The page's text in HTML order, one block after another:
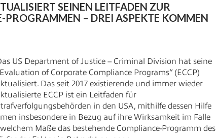
SEINEN LEITFADEN ZUR
– DREI ASPEKTE KOMMEN
US Department of Justice – Criminal Division hat seine
of Corporate Compliance Programs” (ECCP)
Das seit 2017 existierende und immer wieder
ECCP ist ein Leitfaden für
in den USA, mithilfe dessen Hilfe
insbesondere in Bezug auf ihre Wirksamkeit im Falle
Maße das bestehende Compliance-Programm des